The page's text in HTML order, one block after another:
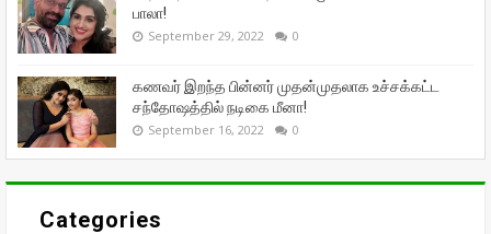
பாலா!
September 29, 2022 0
கணவர் இறந்த பின்னர் முதன்முதலாக உச்சக்கட்ட
சந்தோஷத்தில் நடிகை மீனா!
September 16, 2022 0
Categories